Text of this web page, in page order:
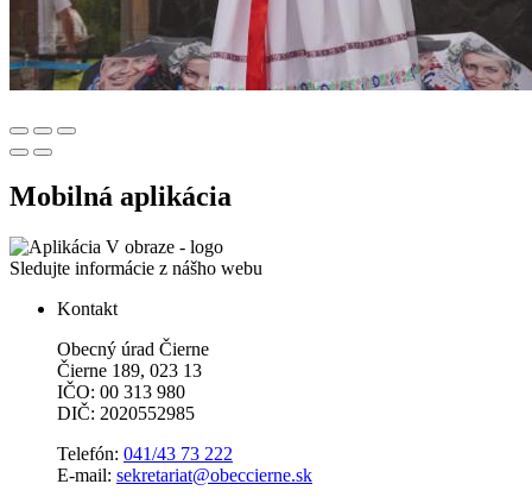
Mobilná aplikácia
Sledujte informácie z nášho webu
Kontakt
Obecný úrad Čierne
Čierne 189, 023 13
IČO: 00 313 980
DIČ: 2020552985
Telefón: 041/43 73 222
E-mail: sekretariat@obeccierne.sk